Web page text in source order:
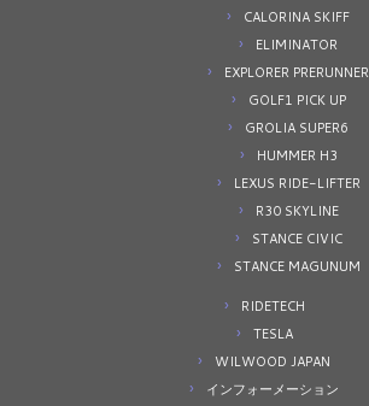
CALORINA SKIFF
ELIMINATOR
EXPLORER PRERUNNER
GOLF1 PICK UP
GROLIA SUPER6
HUMMER H3
LEXUS RIDE-LIFTER
R30 SKYLINE
STANCE CIVIC
STANCE MAGUNUM
RIDETECH
TESLA
WILWOOD JAPAN
インフォーメーション